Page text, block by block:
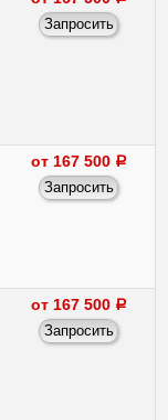
от 167 500 a
от 167 500 a